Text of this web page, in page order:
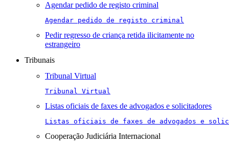
Agendar pedido de registo criminal
Agendar pedido de registo criminal
Pedir regresso de criança retida ilicitamente no
estrangeiro
Tribunais
Tribunal Virtual
Tribunal Virtual
Listas oficiais de faxes de advogados e solicitadores
Listas oficiais de faxes de advogados e
Cooperação Judiciária Internacional